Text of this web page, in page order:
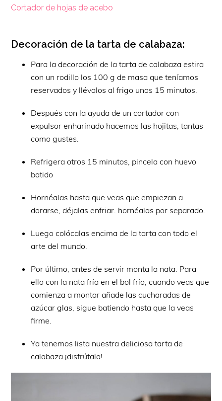
Cortador de hojas de acebo
Decoración de la tarta de calabaza:
Para la decoración de la tarta de calabaza estira
con un rodillo los 100 g de masa que teníamos
reservados y llévalos al frigo unos 15 minutos.
Después con la ayuda de un cortador con
expulsor enharinado hacemos las hojitas, tantas
como gustes.
Refrigera otros 15 minutos, pincela con huevo
batido
Hornéalas hasta que veas que empiezan a
dorarse, déjalas enfriar. hornéalas por separado.
Luego colócalas encima de la tarta con todo el
arte del mundo.
Por último, antes de servir monta la nata. Para
ello con la nata fría en el bol frío, cuando veas que
comienza a montar añade las cucharadas de
azúcar glas, sigue batiendo hasta que la veas
firme.
Ya tenemos lista nuestra deliciosa tarta de
calabaza ¡disfrútala!